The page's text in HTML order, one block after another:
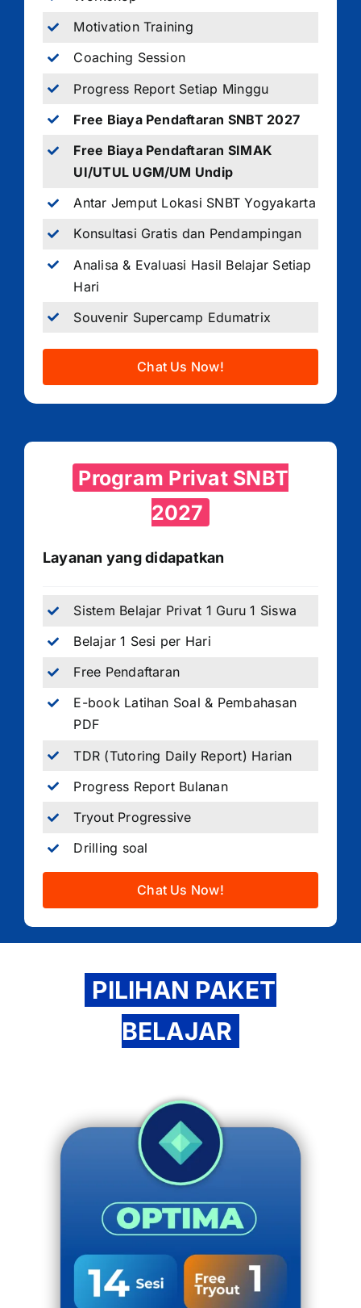
Motivation Training
Coaching Session
Progress Report Setiap Minggu
Free Biaya Pendaftaran SNBT 2027
Free Biaya Pendaftaran SIMAK
UI/UTUL UGM/UM Undip
Antar Jemput Lokasi SNBT Yogyakarta
Konsultasi Gratis dan Pendampingan
Analisa & Evaluasi Hasil Belajar Setiap
Hari
Souvenir Supercamp Edumatrix
Chat Us Now!
Program Privat SNBT
2027
Layanan yang didapatkan
Sistem Belajar Privat 1 Guru 1 Siswa
Belajar 1 Sesi per Hari
Free Pendaftaran
E-book Latihan Soal & Pembahasan
PDF
TDR (Tutoring Daily Report) Harian
Progress Report Bulanan
Tryout Progressive
Drilling soal
Chat Us Now!
PILIHAN PAKET
BELAJAR